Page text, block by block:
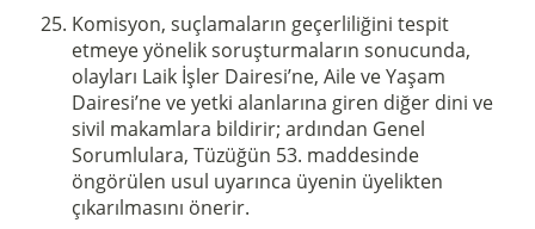
Komisyon, suçlamaların geçerliliğini tespit
etmeye yönelik soruşturmaların sonucunda,
olayları Laik İşler Dairesi’ne, Aile ve Yaşam
Dairesi’ne ve yetki alanlarına giren diğer dini ve
sivil makamlara bildirir; ardından Genel
Sorumlulara, Tüzüğün 53. maddesinde
öngörülen usul uyarınca üyenin üyelikten
çıkarılmasını önerir.